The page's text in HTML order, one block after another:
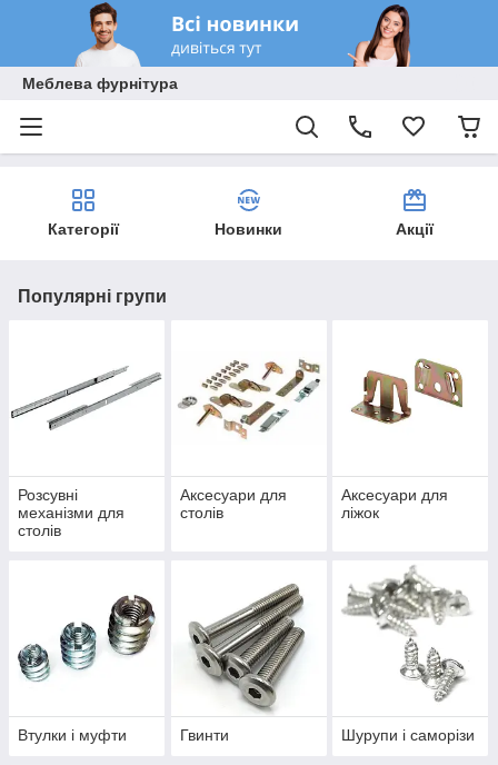
Меблева фурнітура
Категорії Новинки Акції
Популярні групи
Розсувні
механізми для
столів
Аксесуари для
столів
Аксесуари для
ліжок
Втулки і муфти Гвинти Шурупи і саморізи